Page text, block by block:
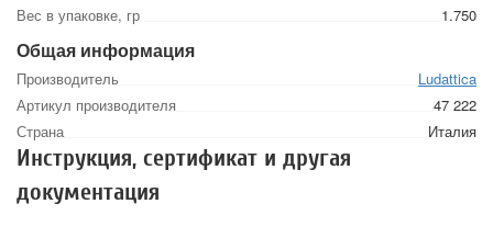
Вес в упаковке, гр
1.750
Общая информация
Производитель
Ludattica
Артикул производителя
47 222
Страна
Италия
Инструкция, сертификат и другая
документация